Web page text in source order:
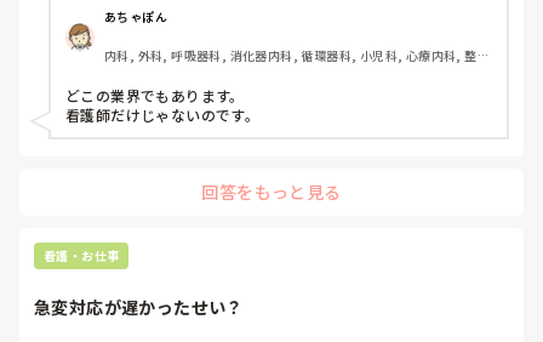
こうした厳しい指導や人間関係は、看護師という職業ならで
はなのでしょうか。それとも、他の職種でも同じようなこと
はあるのでしょうか？看護師以外の仕事を経験したことがあ
る方や、転職経験のある方のお話も聞いてみたいです。
あちゃぽん
内科, 外科, 呼吸器科, 消化器内科, 循環器科, 小児科, 心療内科, 整形
合診療科, 救急科, 超急性期, ICU, CCU, HCU, その他の科, ママナー
ス, 外来, 神経内科, 脳神経外科, NICU, 消化器外科, 一般病院, 慢性
期, 回復期, 終末期, オペ室, 透析, 検診・健診
どこの業界でもあります。
看護師だけじゃないのです。
回答をもっと見る
看護・お仕事
急変対応が遅かったせい？